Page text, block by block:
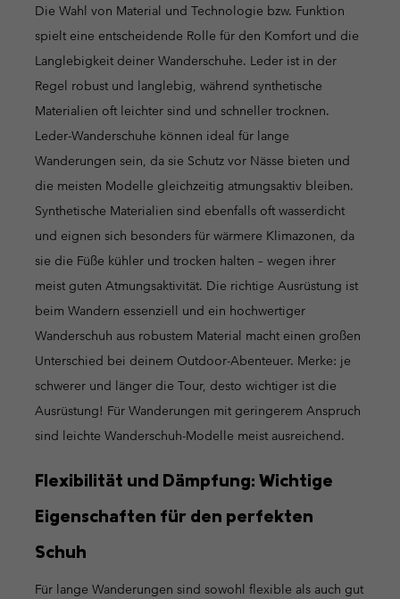
Die Wahl von Material und Technologie bzw. Funktion
spielt eine entscheidende Rolle für den Komfort und die
Langlebigkeit deiner Wanderschuhe. Leder ist in der
Regel robust und langlebig, während synthetische
Materialien oft leichter sind und schneller trocknen.
Leder-Wanderschuhe können ideal für lange
Wanderungen sein, da sie Schutz vor Nässe bieten und
die meisten Modelle gleichzeitig atmungsaktiv bleiben.
Synthetische Materialien sind ebenfalls oft wasserdicht
und eignen sich besonders für wärmere Klimazonen, da
sie die Füße kühler und trocken halten – wegen ihrer
meist guten Atmungsaktivität. Die richtige Ausrüstung ist
beim Wandern essenziell und ein hochwertiger
Wanderschuh aus robustem Material macht einen großen
Unterschied bei deinem Outdoor-Abenteuer. Merke: je
schwerer und länger die Tour, desto wichtiger ist die
Ausrüstung! Für Wanderungen mit geringerem Anspruch
sind leichte Wanderschuh-Modelle meist ausreichend.
Flexibilität und Dämpfung: Wichtige
Eigenschaften für den perfekten
Schuh
Für lange Wanderungen sind sowohl flexible als auch gut